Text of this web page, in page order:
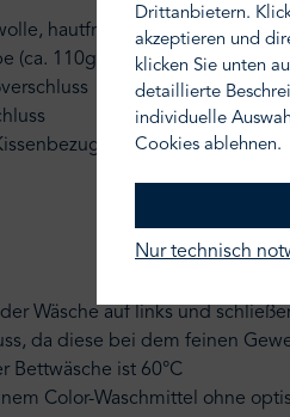
hautfreundlich, atmungsaktiv
(ca. 110gr/m²), gekämmt
Wäsche auf links und
da diese bei dem feinen
Bettwäsche ist 60°C
Color-Waschmittel ohne
Drittanbietern.
akzeptieren und
klicken Sie unten
detaillierte
individuelle
Cookies ablehnen.
Nur technisch